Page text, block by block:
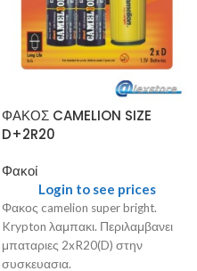
ΦΑΚΟΣ CAMELION SIZE
D+2R20
Φακοί
Login to see prices
Φακος camelion super bright.
Krypton λαμπακι. Περιλαμβανει
μπαταριες 2xR20(D) στην
συσκευασια.